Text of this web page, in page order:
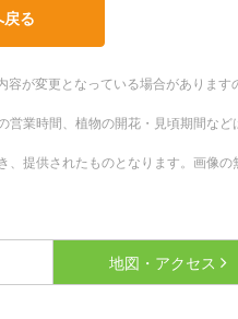
る
が変更となっている場合があります
業時間、植物の開花・見頃期間など
提供されたものとなります。画像の
地図・アクセス